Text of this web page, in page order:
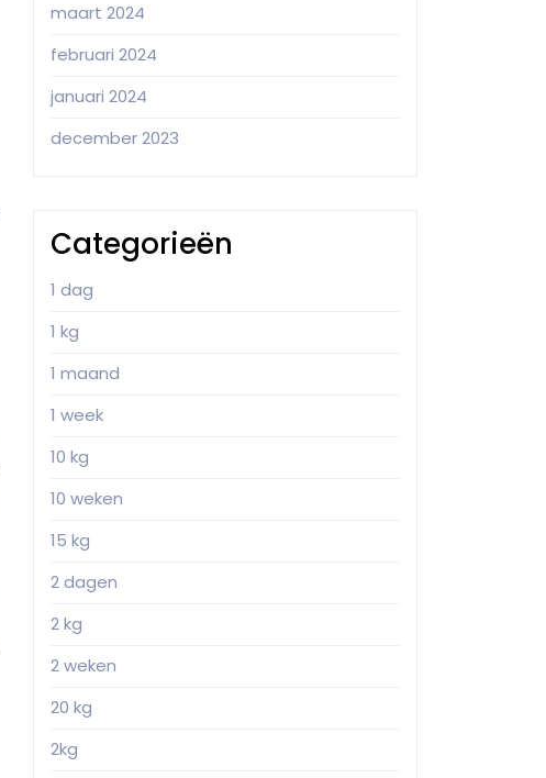
maart 2024
februari 2024
januari 2024
december 2023
Categorieën
1 dag
1 kg
1 maand
1 week
10 kg
10 weken
15 kg
2 dagen
2 kg
2 weken
20 kg
2kg